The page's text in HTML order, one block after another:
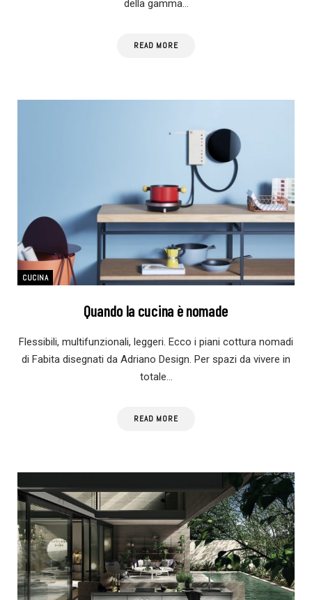
della gamma…
READ MORE
CUCINA
Quando la cucina è nomade
Flessibili, multifunzionali, leggeri. Ecco i piani cottura nomadi
di Fabita disegnati da Adriano Design. Per spazi da vivere in
totale…
READ MORE